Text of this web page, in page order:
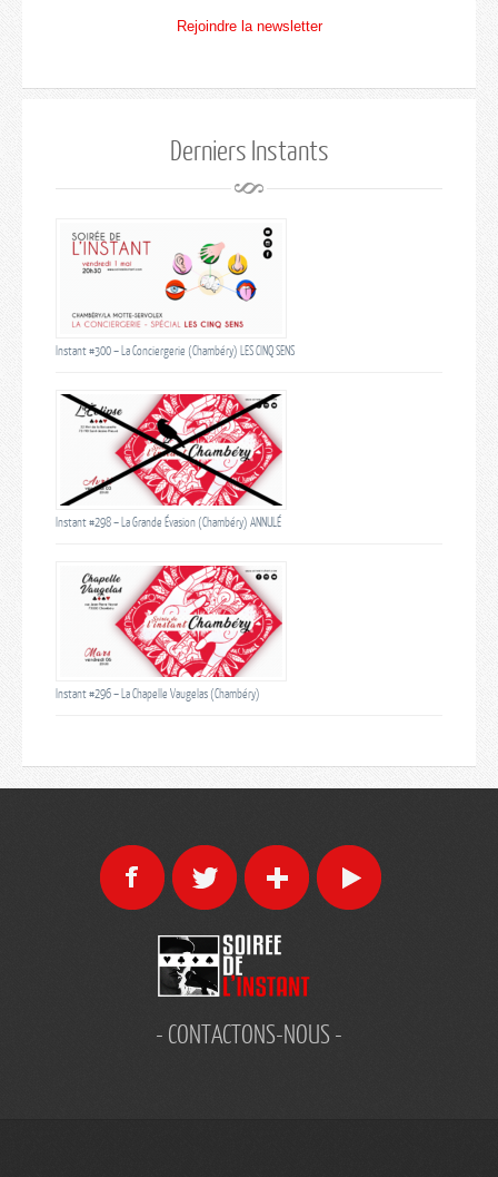
Rejoindre la newsletter
Derniers Instants
Instant #300 – La Conciergerie (Chambéry) LES CINQ SENS
Instant #298 – La Grande Évasion (Chambéry) ANNULÉ
Instant #296 – La Chapelle Vaugelas (Chambéry)
- CONTACTONS-NOUS -